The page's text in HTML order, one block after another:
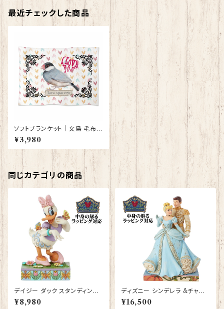
最近チェックした商品
ソフトブランケット｜文鳥 毛布
【型番 SB-152】KYAPIArt き
ゃぴあーと
¥3,980
同じカテゴリの商品
デイジー ダック スタンディング
ポーズフィギュア プレゼント ギ
フト グッズ 誕生日プレゼント 人
¥8,980
ディズニー シンデレラ &チャー
ミング王子 フィギュア プレゼン
ト ギフト グッズ 誕生日 人形 置
¥16,500